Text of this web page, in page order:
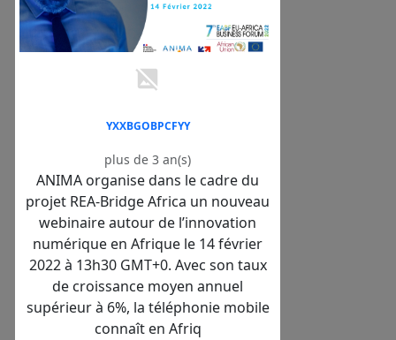
YXXBGOBPCFYY
plus de 3 an(s)
ANIMA organise dans le cadre du
projet REA-Bridge Africa un nouveau
webinaire autour de l’innovation
numérique en Afrique le 14 février
2022 à 13h30 GMT+0. Avec son taux
de croissance moyen annuel
supérieur à 6%, la téléphonie mobile
connaît en Afriq